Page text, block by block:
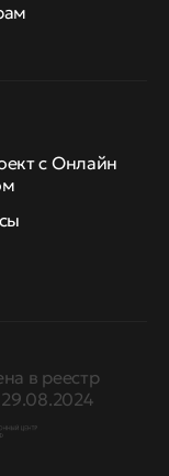
с Онлайн
в реестр